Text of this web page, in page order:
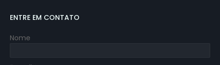
ENTRE EM CONTATO
Nome